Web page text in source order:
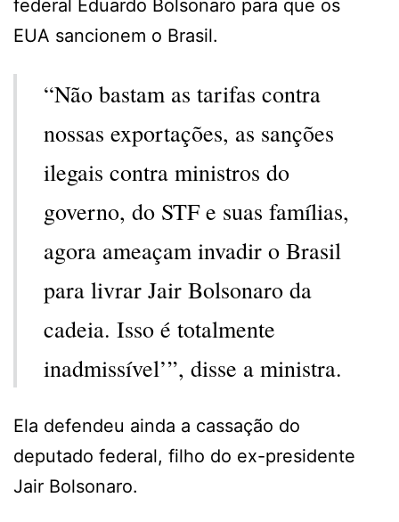
federal Eduardo Bolsonaro para que os
EUA sancionem o Brasil.
“Não bastam as tarifas contra
nossas exportações, as sanções
ilegais contra ministros do
governo, do STF e suas famílias,
agora ameaçam invadir o Brasil
para livrar Jair Bolsonaro da
cadeia. Isso é totalmente
inadmissível’”, disse a ministra.
Ela defendeu ainda a cassação do
deputado federal, filho do ex-presidente
Jair Bolsonaro.